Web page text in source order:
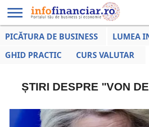
EDUCAȚIE
LA ZI
AFACERILOR
PICĂTURA DE BUSINESS
LUMEA
GHID PRACTIC
CURS VALUTAR
ȘTIRI DESPRE "VON